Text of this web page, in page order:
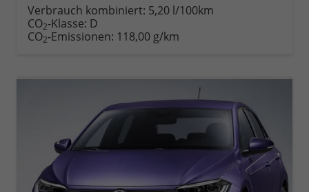
anfordern
Datei,
Verbrauch kombiniert: 5,20 l/100km
CO2-Klasse: D
CO2-Emissionen: 118,00 g/km